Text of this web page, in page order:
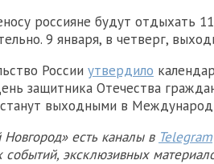
россияне будут отдыхать
9 января, в четверг,
России утвердило
защитника Отечества
выходными в
есть каналы в Telegram
событий, эксклюзивных